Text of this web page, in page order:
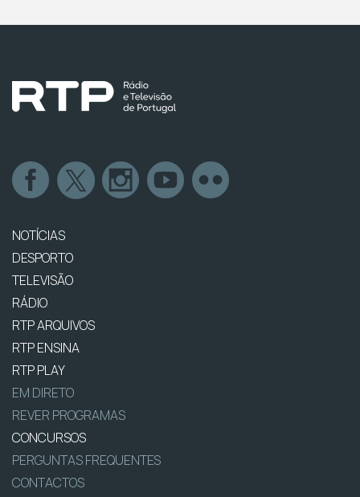
NOTÍCIAS
DESPORTO
TELEVISÃO
RÁDIO
RTP ARQUIVOS
RTP ENSINA
RTP PLAY
EM DIRETO
REVER PROGRAMAS
CONCURSOS
PERGUNTAS FREQUENTES
CONTACTOS